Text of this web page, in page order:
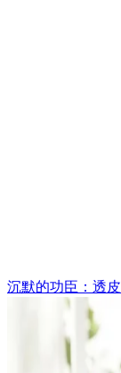
沉默的功臣：透